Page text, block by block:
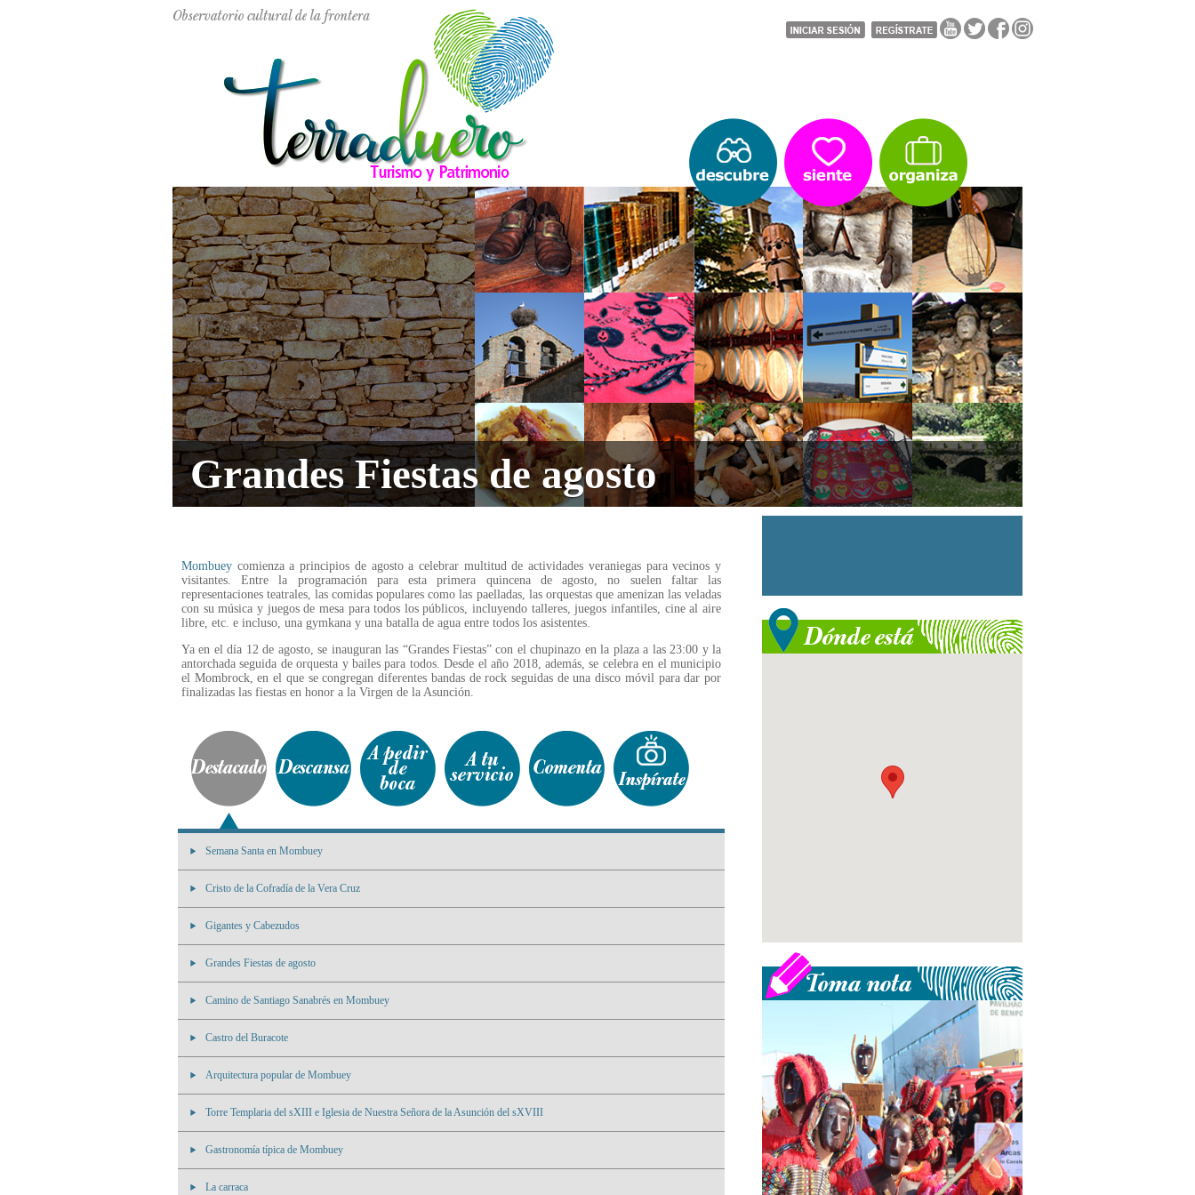
Grandes Fiestas de agosto
Mombuey comienza a principios de agosto a celebrar multitud de actividades veraniegas para vecinos y
visitantes. Entre la programación para esta primera quincena de agosto, no suelen faltar las
representaciones teatrales, las comidas populares como las paelladas, las orquestas que amenizan las veladas
con su música y juegos de mesa para todos los públicos, incluyendo talleres, juegos infantiles, cine al aire
libre, etc. e incluso, una gymkana y una batalla de agua entre todos los asistentes.
Ya en el día 12 de agosto, se inauguran las “Grandes Fiestas” con el chupinazo en la plaza a las 23:00 y la
antorchada seguida de orquesta y bailes para todos. Desde el año 2018, además, se celebra en el municipio
el Mombrock, en el que se congregan diferentes bandas de rock seguidas de una disco móvil para dar por
finalizadas las fiestas en honor a la Virgen de la Asunción.
Semana Santa en Mombuey
Cristo de la Cofradía de la Vera Cruz
Gigantes y Cabezudos
Grandes Fiestas de agosto
Camino de Santiago Sanabrés en Mombuey
Castro del Buracote
Arquitectura popular de Mombuey
Torre Templaria del sXIII e Iglesia de Nuestra Señora de la Asunción del sXVIII
Gastronomía típica de Mombuey
La carraca